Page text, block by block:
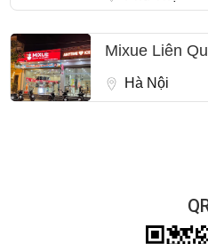
Mixue Liên
Hà Nội